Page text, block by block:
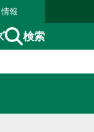
報
検索